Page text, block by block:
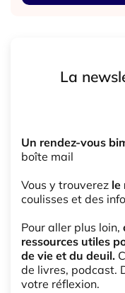
La
Un rendez-vous
boîte mail
Vous y trouverez le
coulisses et des
Pour aller plus loin,
ressources utiles
de vie et du deuil.
de livres, podcast.
votre réflexion.